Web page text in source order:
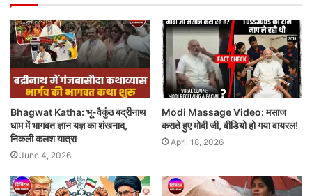
Bhagwat Katha: भू-वैकुंठ बद्रीनाथ
धाम में भागवत ज्ञान यज्ञ का शंखनाद,
निकली कलश यात्रा
June 4, 2026
Modi Massage Video: मसाज
कराते हुए मोदी जी, वीडियो हो गया वायरल!
April 18, 2026